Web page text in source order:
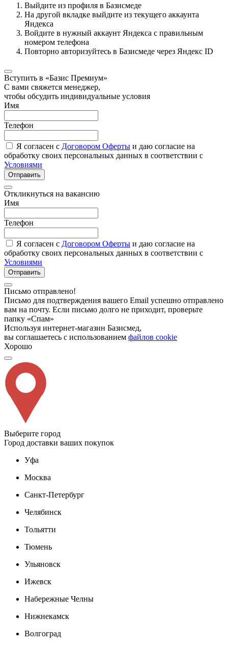
Выйдите из профиля в Базисмеде
На другой вкладке выйдите из текущего аккаунта
Яндекса
Войдите в нужный аккаунт Яндекса с правильным
номером телефона
Повторно авторизуйтесь в Базисмеде через Яндекс ID
Вступить в «Базис Премиум»
С вами свяжется менеджер,
чтобы обсудить индивидуальные условия
Имя
Телефон
Я согласен с Договором Оферты и даю согласие на
обработку своих персональных данных в соответствии с
Условиями
Отправить
Откликнуться на вакансию
Имя
Телефон
Я согласен с Договором Оферты и даю согласие на
обработку своих персональных данных в соответствии с
Условиями
Отправить
Письмо отправлено!
Письмо для подтверждения вашего Email успешно отправлено
вам на почту. Если письмо долго не приходит, проверьте
папку «Спам»
Используя интернет-магазин Базисмед,
вы соглашаетесь с использованием файлов cookie
Хорошо
Выберите город
Город доставки ваших покупок
Уфа
Москва
Санкт-Петербург
Челябинск
Тольятти
Тюмень
Ульяновск
Ижевск
Набережные Челны
Нижнекамск
Волгоград